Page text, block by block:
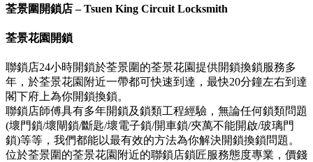
荃景圍開鎖店 – Tsuen King Circuit Locksmith
荃景花園開鎖
聯鎖店24小時開鎖於荃景圍的荃景花園提供開鎖換鎖服務多
年，於荃景花園附近一帶都可快速到達，最快20分鐘左右到達
閣下府上為你開鎖換鎖。
聯鎖店師傅具有多年開鎖及鎖類工程經驗，無論任何鎖類問題
(壞門鎖/壞閘鎖/斷匙/壞電子鎖/開車鎖/夾萬不能開啟/玻璃門
鎖)等等，我們都能以最有效的方法為你解決開鎖換鎖問題。
位於荃景圍的荃景花園附近的聯鎖店鎖匠服務態度專業，價錢